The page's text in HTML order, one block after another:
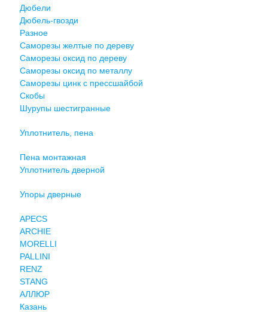
Дюбели
Дюбель-гвозди
Разное
Саморезы желтые по дереву
Саморезы оксид по дереву
Саморезы оксид по металлу
Саморезы цинк с прессшайбой
Скобы
Шурупы шестигранные
Уплотнитель, пена
Пена монтажная
Уплотнитель дверной
Упоры дверные
APECS
ARCHIE
MORELLI
PALLINI
RENZ
STANG
АЛЛЮР
Казань